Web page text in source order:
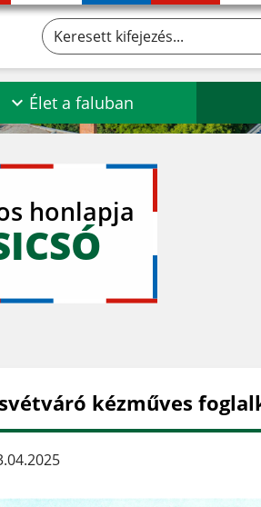
Keresett kifejezés...
Élet a faluban
honlapja
kézműves